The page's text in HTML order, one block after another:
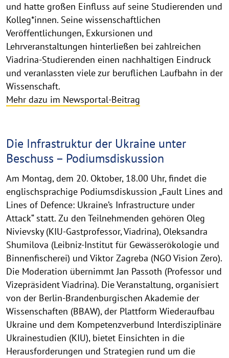
und hatte großen Einfluss auf seine Studierenden und
Kolleg*innen. Seine wissenschaftlichen
Veröffentlichungen, Exkursionen und
Lehrveranstaltungen hinterließen bei zahlreichen
Viadrina-Studierenden einen nachhaltigen Eindruck
und veranlassten viele zur beruflichen Laufbahn in der
Wissenschaft.
Mehr dazu im Newsportal-Beitrag
Die Infrastruktur der Ukraine unter
Beschuss – Podiumsdiskussion
Am Montag, dem 20. Oktober, 18.00 Uhr, findet die
englischsprachige Podiumsdiskussion „Fault Lines and
Lines of Defence: Ukraine’s Infrastructure under
Attack“ statt. Zu den Teilnehmenden gehören Oleg
Nivievsky (KIU-Gastprofessor, Viadrina), Oleksandra
Shumilova (Leibniz-Institut für Gewässerökologie und
Binnenfischerei) und Viktor Zagreba (NGO Vision Zero).
Die Moderation übernimmt Jan Passoth (Professor und
Vizepräsident Viadrina). Die Veranstaltung, organisiert
von der Berlin-Brandenburgischen Akademie der
Wissenschaften (BBAW), der Plattform Wiederaufbau
Ukraine und dem Kompetenzverbund Interdisziplinäre
Ukrainestudien (KIU), bietet Einsichten in die
Herausforderungen und Strategien rund um die